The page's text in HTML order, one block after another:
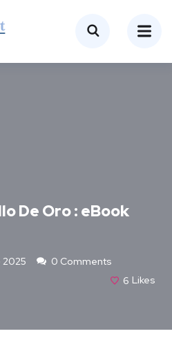
De Oro : eBook
2025
0 Comments
6 Likes